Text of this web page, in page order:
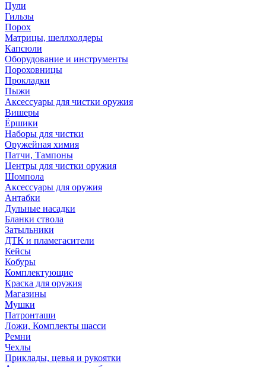
Пули
Гильзы
Порох
Матрицы, шеллхолдеры
Капсюли
Оборудование и инструменты
Пороховницы
Прокладки
Пыжи
Аксессуары для чистки оружия
Вишеры
Ёршики
Наборы для чистки
Оружейная химия
Патчи, Тампоны
Центры для чистки оружия
Шомпола
Аксессуары для оружия
Антабки
Дульные насадки
Бланки ствола
Затыльники
ДТК и пламегасители
Кейсы
Кобуры
Комплектующие
Краска для оружия
Магазины
Мушки
Патронташи
Ложи, Комплекты шасси
Ремни
Чехлы
Приклады, цевья и рукоятки